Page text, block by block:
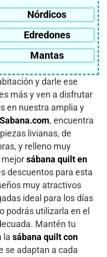
Nórdicos
Edredones
Mantas
y darle ese
más y ven a disfrutar
en nuestra amplia y
, encuentra
livianas, de
y relleno muy
mejor sábana quilt en
descuentos para esta
muy atractivos
ideal para los días
podrás utilizarla en el
Mantén tu
la sábana quilt con
se adaptan a cada